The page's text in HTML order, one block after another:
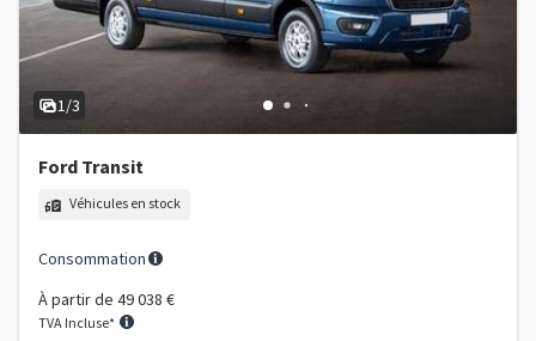
1/3
Ford Transit
Véhicules en stock
Consommation
À partir de 49 038 €
TVA Incluse*